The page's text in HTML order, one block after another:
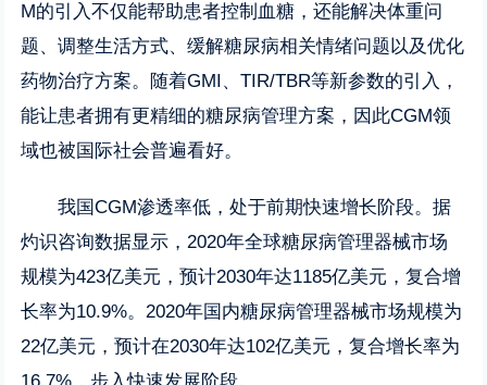
M的引入不仅能帮助患者控制血糖，还能解决体重问
题、调整生活方式、缓解糖尿病相关情绪问题以及优化
药物治疗方案。随着GMI、TIR/TBR等新参数的引入，
能让患者拥有更精细的糖尿病管理方案，因此CGM领
域也被国际社会普遍看好。
我国CGM渗透率低，处于前期快速增长阶段。据
灼识咨询数据显示，2020年全球糖尿病管理器械市场
规模为423亿美元，预计2030年达1185亿美元，复合增
长率为10.9%。2020年国内糖尿病管理器械市场规模为
22亿美元，预计在2030年达102亿美元，复合增长率为